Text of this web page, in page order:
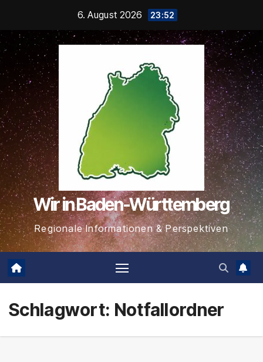
springen
6. August 2026 23:52
Wir in Baden-Württemberg
Regionale Informationen & Perspektiven
Schlagwort: Notfallordner